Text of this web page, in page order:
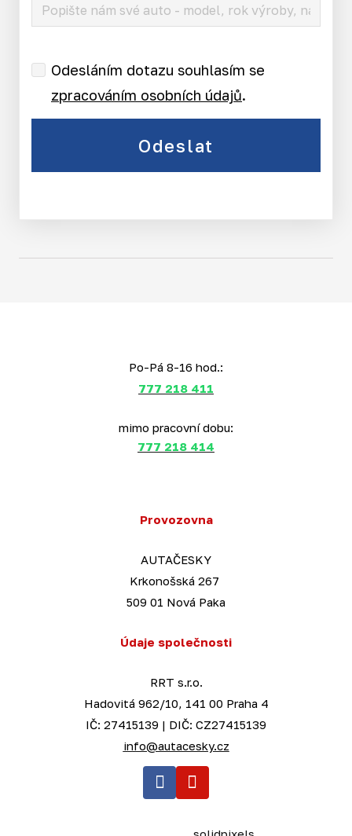
Odesláním dotazu souhlasím se
zpracováním osobních údajů.
Odeslat
Po-Pá 8-16 hod.:
777 218 411
mimo pracovní dobu:
777 218 414
Provozovna
AUTAČESKY
Krkonošská 267
509 01 Nová Paka
Údaje společnosti
RRT s.r.o.
Hadovitá 962/10, 141 00 Praha 4
IČ: 27415139 | DIČ: CZ27415139
info@autacesky.cz